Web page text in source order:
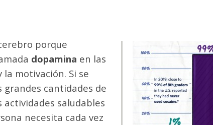
Imagen
porque
dopamina en las
motivación. Si se
grandes cantidades de
saludables
necesita cada vez